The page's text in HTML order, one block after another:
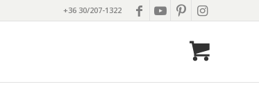
+36 30/207-1322